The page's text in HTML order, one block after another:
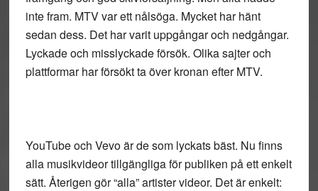
inte fram. MTV var ett nålsöga. Mycket har hänt
sedan dess. Det har varit uppgångar och nedgångar.
Lyckade och misslyckade försök. Olika sajter och
plattformar har försökt ta över kronan efter MTV.
YouTube och Vevo är de som lyckats bäst. Nu finns
alla musikvideor tillgängliga för publiken på ett enkelt
sätt. Återigen gör “alla” artister videor. Det är enkelt: